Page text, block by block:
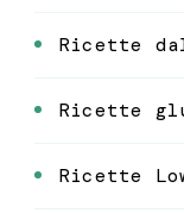
Ricette dal
Ricette
Ricette